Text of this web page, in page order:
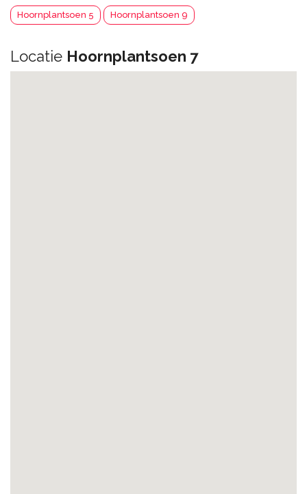
Hoornplantsoen 5 Hoornplantsoen 9
Locatie Hoornplantsoen 7